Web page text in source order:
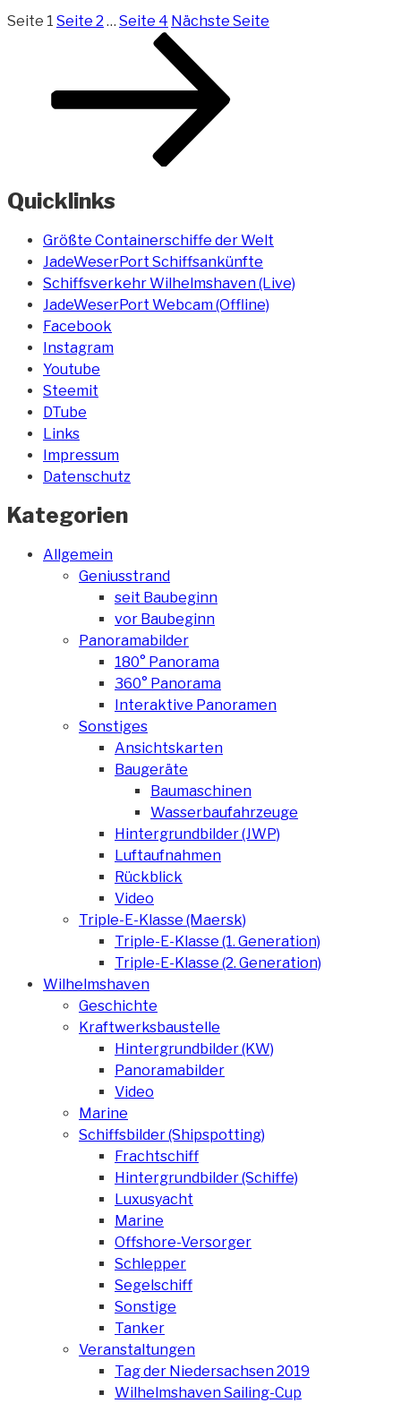
Seite 1 Seite 2 … Seite 4 Nächste Seite
Quicklinks
Größte Containerschiffe der Welt
JadeWeserPort Schiffsankünfte
Schiffsverkehr Wilhelmshaven (Live)
JadeWeserPort Webcam (Offline)
Facebook
Instagram
Youtube
Steemit
DTube
Links
Impressum
Datenschutz
Kategorien
Allgemein
Geniusstrand
seit Baubeginn
vor Baubeginn
Panoramabilder
180° Panorama
360° Panorama
Interaktive Panoramen
Sonstiges
Ansichtskarten
Baugeräte
Baumaschinen
Wasserbaufahrzeuge
Hintergrundbilder (JWP)
Luftaufnahmen
Rückblick
Video
Triple-E-Klasse (Maersk)
Triple-E-Klasse (1. Generation)
Triple-E-Klasse (2. Generation)
Wilhelmshaven
Geschichte
Kraftwerksbaustelle
Hintergrundbilder (KW)
Panoramabilder
Video
Marine
Schiffsbilder (Shipspotting)
Frachtschiff
Hintergrundbilder (Schiffe)
Luxusyacht
Marine
Offshore-Versorger
Schlepper
Segelschiff
Sonstige
Tanker
Veranstaltungen
Tag der Niedersachsen 2019
Wilhelmshaven Sailing-Cup